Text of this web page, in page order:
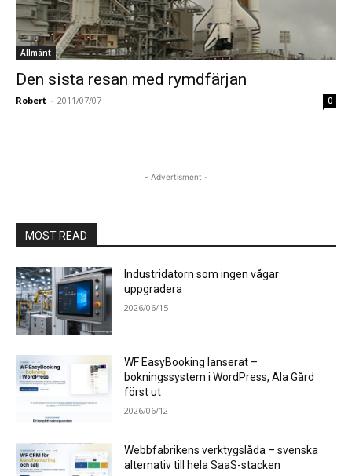
Allmänt
Den sista resan med rymdfärjan
Robert - 2011/07/07 0
- Advertisment -
MOST READ
Industridatorn som ingen vågar
uppgradera
2026/06/15
WF EasyBooking lanserat –
bokningssystem i WordPress, Ala Gård
först ut
2026/06/12
Webbfabrikens verktygslåda – svenska
alternativ till hela SaaS-stacken